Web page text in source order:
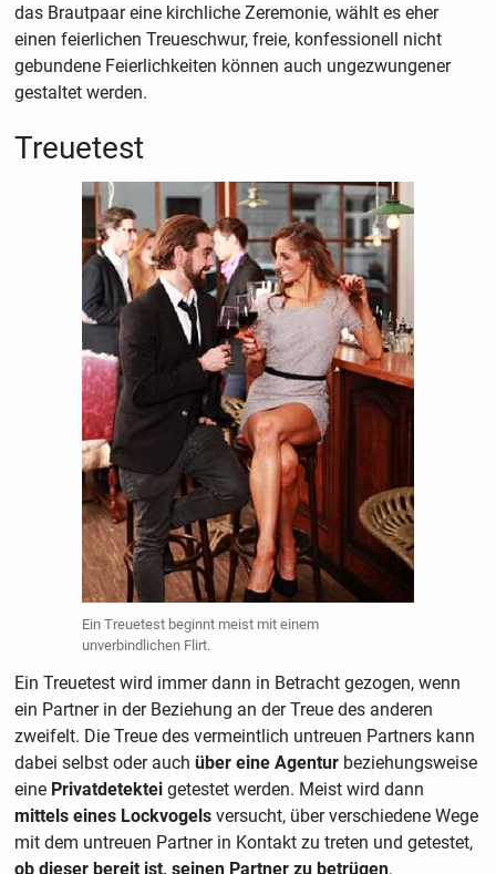
das Brautpaar eine kirchliche Zeremonie, wählt es eher
einen feierlichen Treueschwur, freie, konfessionell nicht
gebundene Feierlichkeiten können auch ungezwungener
gestaltet werden.
Treuetest
Ein Treuetest beginnt meist mit einem
unverbindlichen Flirt.
Ein Treuetest wird immer dann in Betracht gezogen, wenn
ein Partner in der Beziehung an der Treue des anderen
zweifelt. Die Treue des vermeintlich untreuen Partners kann
dabei selbst oder auch über eine Agenturbeziehungsweise
eine Privatdetekteigetestet werden. Meist wird dann
mittels eines Lockvogelsversucht, über verschiedene Wege
mit dem untreuen Partner in Kontakt zu treten und getestet,
ob dieser bereit ist, seinen Partner zu betrügen.